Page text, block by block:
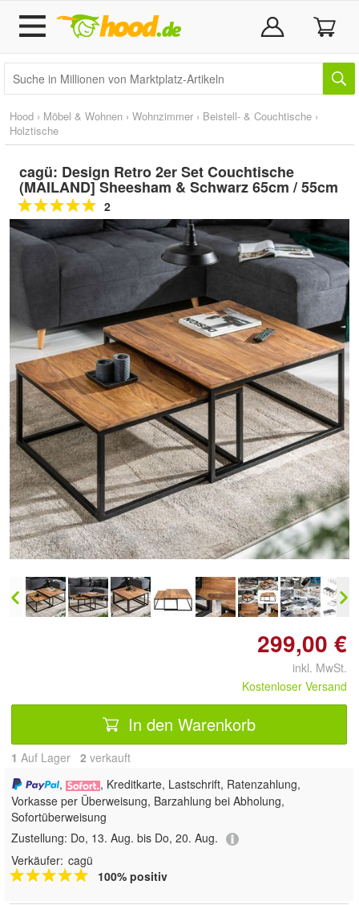
Hood › Möbel & Wohnen › Wohnzimmer › Beistell- & Couchtische ›
Holztische
cagü: Design Retro 2er Set Couchtische
(MAILAND] Sheesham & Schwarz 65cm / 55cm
2
Doppelt antippen zum
vergrößern
299,00 €
inkl. MwSt.
Kostenloser Versand
In den Warenkorb
1 Auf Lager 2 verkauft
,
, Kreditkarte, Lastschrift, Ratenzahlung,
Vorkasse per Überweisung, Barzahlung bei Abholung,
Sofortüberweisung
Zustellung: Do, 13. Aug. bis Do, 20. Aug.
Verkäufer: cagü
100% positiv